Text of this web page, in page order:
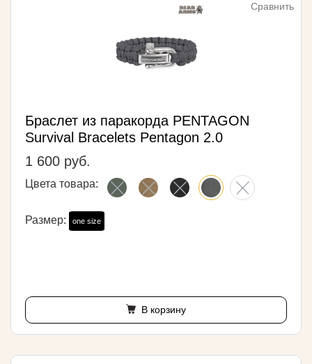
Сравнить
Браслет из паракорда PENTAGON
Survival Bracelets Pentagon 2.0
1 600 руб.
Цвета товара:
Размер: one size
В корзину